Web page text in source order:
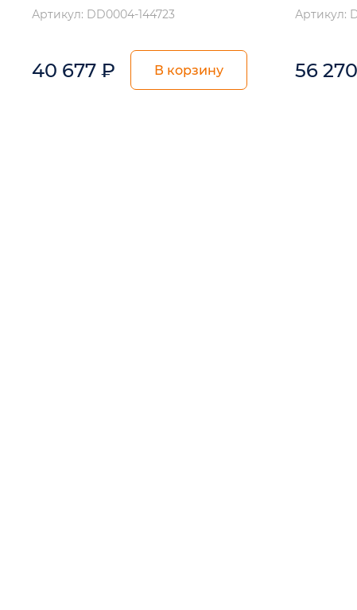
Артикул: DD0004-144723
40 677 ₽ В корзину
Артикул:
56 270